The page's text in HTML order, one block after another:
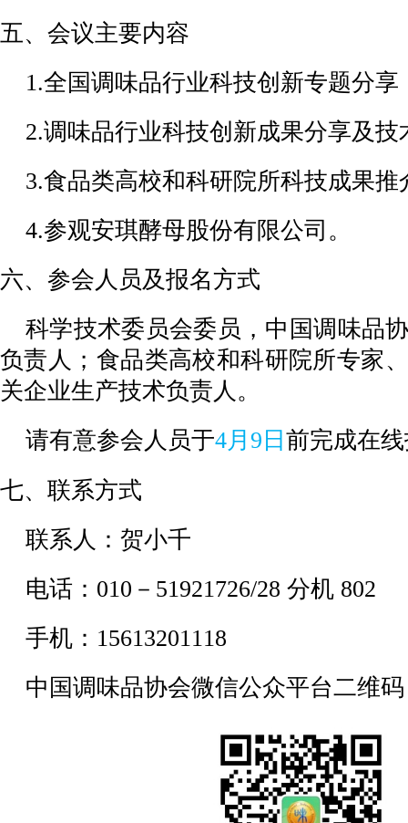
五、会议主要内容
1.全国调味品行业科技创新专题分
2.调味品行业科技创新成果分享及技
3.食品类高校和科研院所科技成果
4.参观安琪酵母股份有限公司。
六、参会人员及报名方式
科学技术委员会委员，中国调味品
负责人；食品类高校和科研院所专家
关企业生产技术负责人。
请有意参会人员于4月9日 前完成在
七、联系方式
联系人：贺小千
电话：010－51921726/28 分机 802
手机：15613201118
中国调味品协会微信公众平台二维码